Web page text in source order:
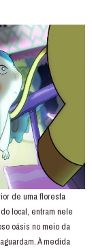
de uma floresta
local, entram nele
oásis no meio da
À medida